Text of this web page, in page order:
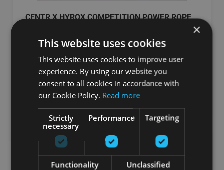
CENTR X HYROX COMPETITION POWER ROPE
232.07€
Заказать
×
This website uses cookies
This website uses cookies to improve user
experience. By using our website you
consent to all cookies in accordance with
our Cookie Policy. Read more
Strictly
necessary
Performance Targeting
Functionality Unclassified